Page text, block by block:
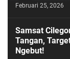
Februari 25, 2026
Samsat
Tangan,
Ngebut!